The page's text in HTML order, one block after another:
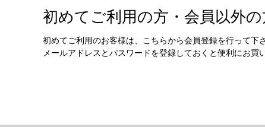
初めてご利用の方・会員以外の
初めてご利用のお客様は、こちらから会員登録を行って下さ
メールアドレスとパスワードを登録しておくと便利にお買